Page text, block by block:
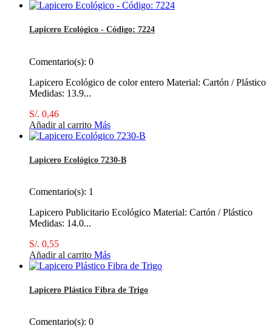
Lapicero Ecológico - Código: 7224
Comentario(s): 0
Lapicero Ecológico de color entero Material: Cartón / Plástico
Medidas: 13.9...
S/. 0,46
Añadir al carrito Más
Lapicero Ecológico 7230-B
Comentario(s): 1
Lapicero Publicitario Ecológico Material: Cartón / Plástico
Medidas: 14.0...
S/. 0,55
Añadir al carrito Más
Lapicero Plástico Fibra de Trigo
Comentario(s): 0